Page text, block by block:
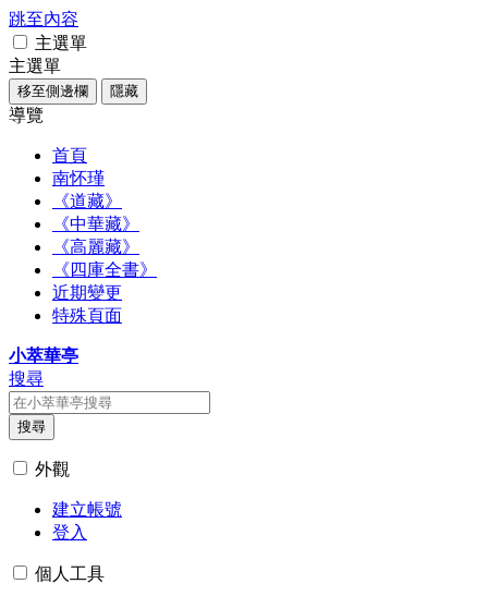
跳至內容
主選單
主選單
移至側邊欄 隱藏
導覽
首頁
南怀瑾
《道藏》
《中華藏》
《高麗藏》
《四庫全書》
近期變更
特殊頁面
小萃華亭
搜尋
搜尋
外觀
建立帳號
登入
個人工具